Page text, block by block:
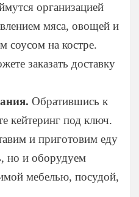
организацией
мяса, овощей и
на костре.
заказать доставку
Обратившись к
кейтеринг под ключ.
и приготовим еду
но и оборудуем
мебелью, посудой,